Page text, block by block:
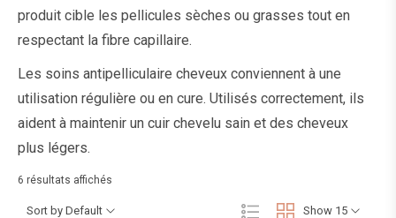
produit cible les pellicules sèches ou grasses tout en
respectant la fibre capillaire.
Les soins antipelliculaire cheveux conviennent à une
utilisation régulière ou en cure. Utilisés correctement, ils
aident à maintenir un cuir chevelu sain et des cheveux
plus légers.
6 résultats affichés
Show 15
Sort by Default